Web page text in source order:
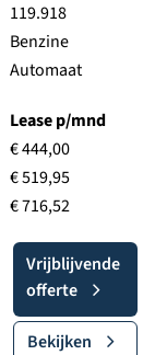
119.918
Benzine
Automaat
Lease p/mnd
€ 444,00
€ 519,95
€ 716,52
Vrijblijvende
offerte
Bekijken